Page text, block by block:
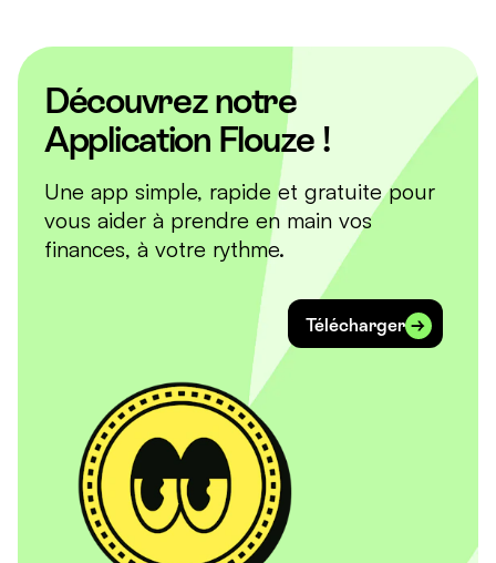
Découvrez notre
Application Flouze !
Une app simple, rapide et gratuite pour
vous aider à prendre en main vos
finances, à votre rythme.
Télécharger